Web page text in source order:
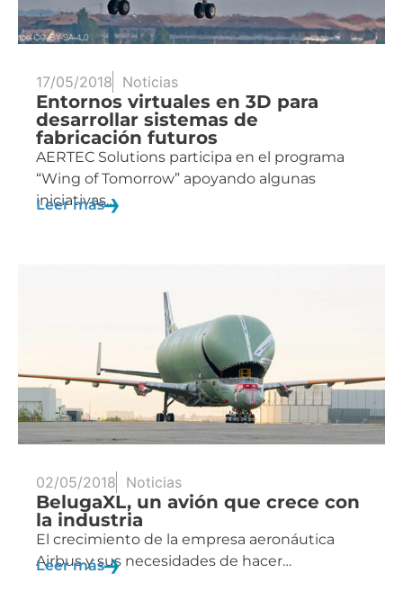
17/05/2018 Noticias
Entornos virtuales en 3D para
desarrollar sistemas de
fabricación futuros
AERTEC Solutions participa en el programa
“Wing of Tomorrow” apoyando algunas
iniciativas…
Leer más
02/05/2018 Noticias
BelugaXL, un avión que crece con
la industria
El crecimiento de la empresa aeronáutica
Airbus y sus necesidades de hacer…
Leer más